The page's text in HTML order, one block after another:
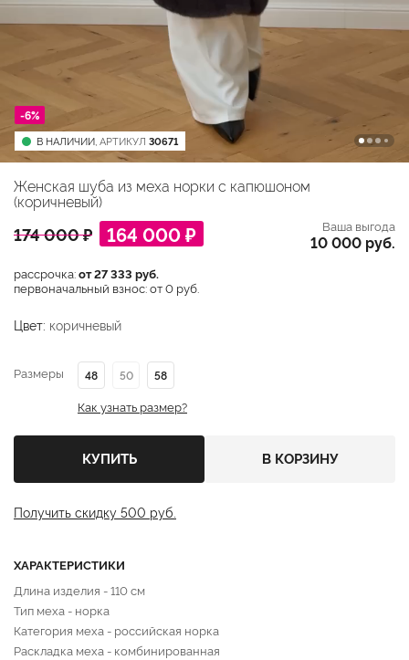
-6%
В НАЛИЧИИ, АРТИКУЛ 30671
Женская шуба из меха норки с капюшоном
(коричневый)
174 000 ₽ 164 000 ₽ Ваша выгода
10 000 руб.
рассрочка:от 27 333 руб.
первоначальный взнос: от 0 руб.
Цвет: коричневый
Размеры 48 50 58
Как узнать размер?
КУПИТЬ В КОРЗИНУ
Получить скидку 500 руб.
ХАРАКТЕРИСТИКИ
Длина изделия - 110 см
Тип меха - норка
Категория меха - российская норка
Раскладка меха - комбинированная